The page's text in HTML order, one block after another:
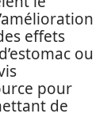
effets
ou
pour
de